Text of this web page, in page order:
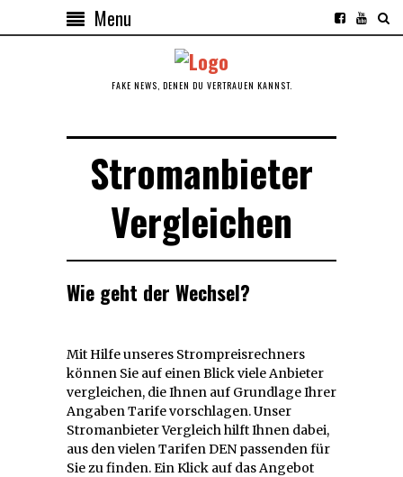
Menu
FAKE NEWS, DENEN DU VERTRAUEN KANNST.
Stromanbieter
Vergleichen
Wie geht der Wechsel?
Mit Hilfe unseres Strompreisrechners
können Sie auf einen Blick viele Anbieter
vergleichen, die Ihnen auf Grundlage Ihrer
Angaben Tarife vorschlagen. Unser
Stromanbieter Vergleich hilft Ihnen dabei,
aus den vielen Tarifen DEN passenden für
Sie zu finden. Ein Klick auf das Angebot